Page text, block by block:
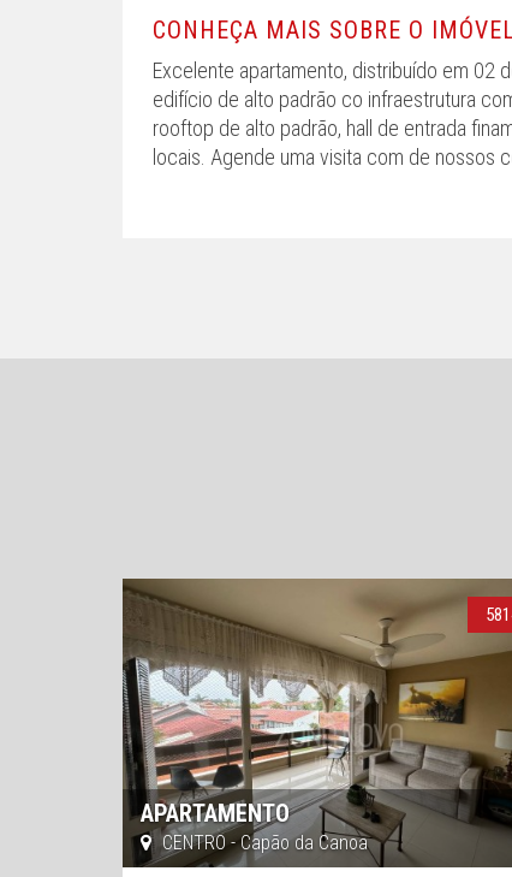
CONHEÇA MAIS SOBRE O
Excelente apartamento, distribuído em 02
edifício de alto padrão co infraestrutura
rooftop de alto padrão, hall de entrada
locais. Agende uma visita com de nossos
APARTAMENTO
CENTRO - Capão da Canoa